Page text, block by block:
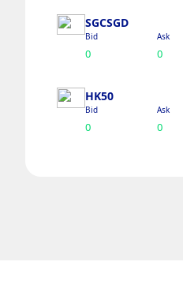
SGCSGD
Bid
0
Ask
0
HK50
Bid
0
Ask
0